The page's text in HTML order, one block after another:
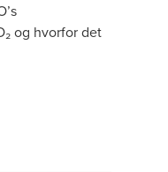
og hvorfor det